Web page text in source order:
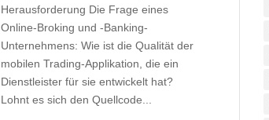
Herausforderung Die Frage eines
Online-Broking und -Banking-
Unternehmens: Wie ist die Qualität der
mobilen Trading-Applikation, die ein
Dienstleister für sie entwickelt hat?
Lohnt es sich den Quellcode...